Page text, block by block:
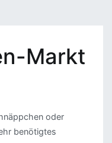
Markt
oder
benötigtes